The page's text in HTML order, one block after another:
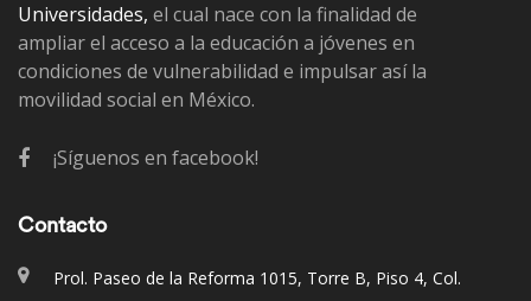
Universidades, el cual nace con la finalidad de
ampliar el acceso a la educación a jóvenes en
condiciones de vulnerabilidad e impulsar así la
movilidad social en México.
¡Síguenos en facebook!
Contacto
Prol. Paseo de la Reforma 1015, Torre B, Piso 4, Col.